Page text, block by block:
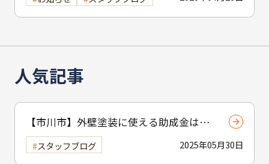
人気記事
【市川市】外壁塗装に使える助成金はあ
る？ 補助制度と費用を抑えるコツを紹介2025年05月30日
スタッフブログ